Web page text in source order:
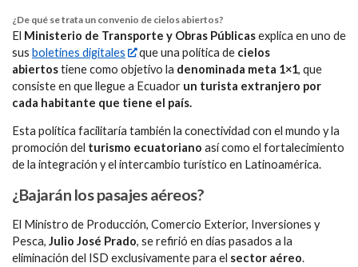
¿De qué se trata un convenio de cielos abiertos?
El Ministerio de Transporte y Obras Públicasexplica en uno de
sus boletines digitales que una política de cielos
abiertostiene como objetivo la denominada meta 1×1, que
consiste en que llegue a Ecuador un turista extranjero por
cada habitante que tiene el país.
Esta política facilitaría también la conectividad con el mundo y la
promoción del turismo ecuatoriano así como el fortalecimiento
de la integración y el intercambio turístico en Latinoamérica.
¿Bajarán los pasajes aéreos?
El Ministro de Producción, Comercio Exterior, Inversiones y
Pesca, Julio José Prado, se refirió en días pasados a la
eliminación del ISD exclusivamente para el sector aéreo.